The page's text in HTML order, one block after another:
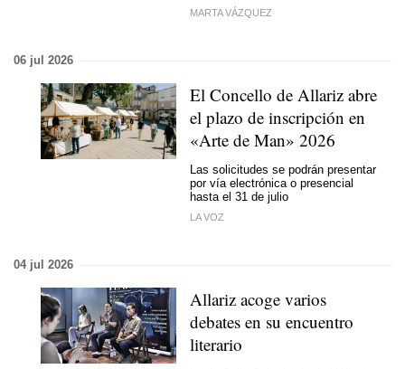
MARTA VÁZQUEZ
06 jul 2026
El Concello de Allariz abre
el plazo de inscripción en
«Arte de Man» 2026
Las solicitudes se podrán presentar
por vía electrónica o presencial
hasta el 31 de julio
LA VOZ
04 jul 2026
Allariz acoge varios
debates en su encuentro
literario